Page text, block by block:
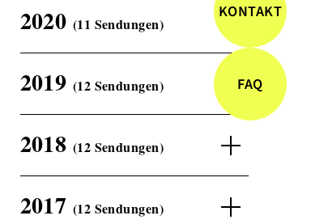
2020 (11 Sendungen)
2019 (12 Sendungen)
2018 (12 Sendungen)
2017 (12 Sendungen)
KONTAKT
FAQ